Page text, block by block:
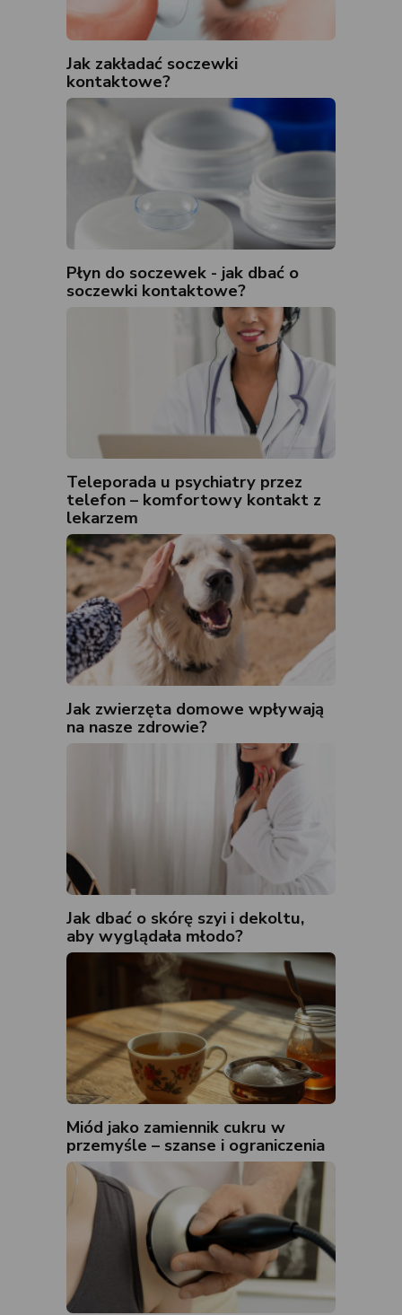
Jak zakładać soczewki
kontaktowe?
Płyn do soczewek - jak dbać o
soczewki kontaktowe?
Teleporada u psychiatry przez
telefon – komfortowy kontakt z
lekarzem
Jak zwierzęta domowe wpływają
na nasze zdrowie?
Jak dbać o skórę szyi i dekoltu,
aby wyglądała młodo?
Miód jako zamiennik cukru w
przemyśle – szanse i ograniczenia